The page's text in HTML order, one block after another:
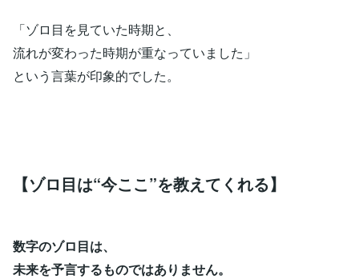
「ゾロ目を見ていた時期と、
流れが変わった時期が重なっていました」
という言葉が印象的でした。
【ゾロ目は“今ここ”を教えてくれる】
数字のゾロ目は、
未来を予言するものではありません。